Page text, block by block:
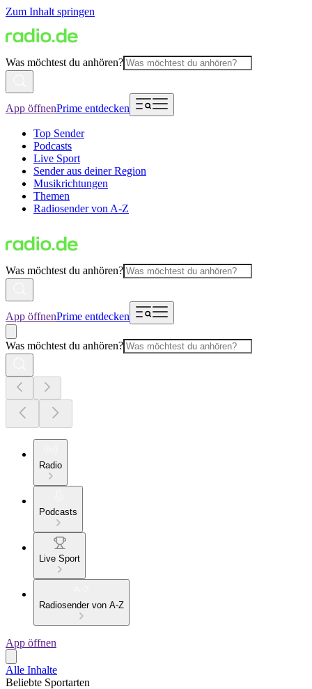
Zum Inhalt springen
Was möchtest du anhören?
App öffnenPrime entdecken
Top Sender
Podcasts
Live Sport
Sender aus deiner Region
Musikrichtungen
Themen
Radiosender von A-Z
Was möchtest du anhören?
App öffnenPrime entdecken
Was möchtest du anhören?
Radio
Podcasts
Live Sport
Radiosender von A-Z
App öffnen
Alle Inhalte
Beliebte Sportarten